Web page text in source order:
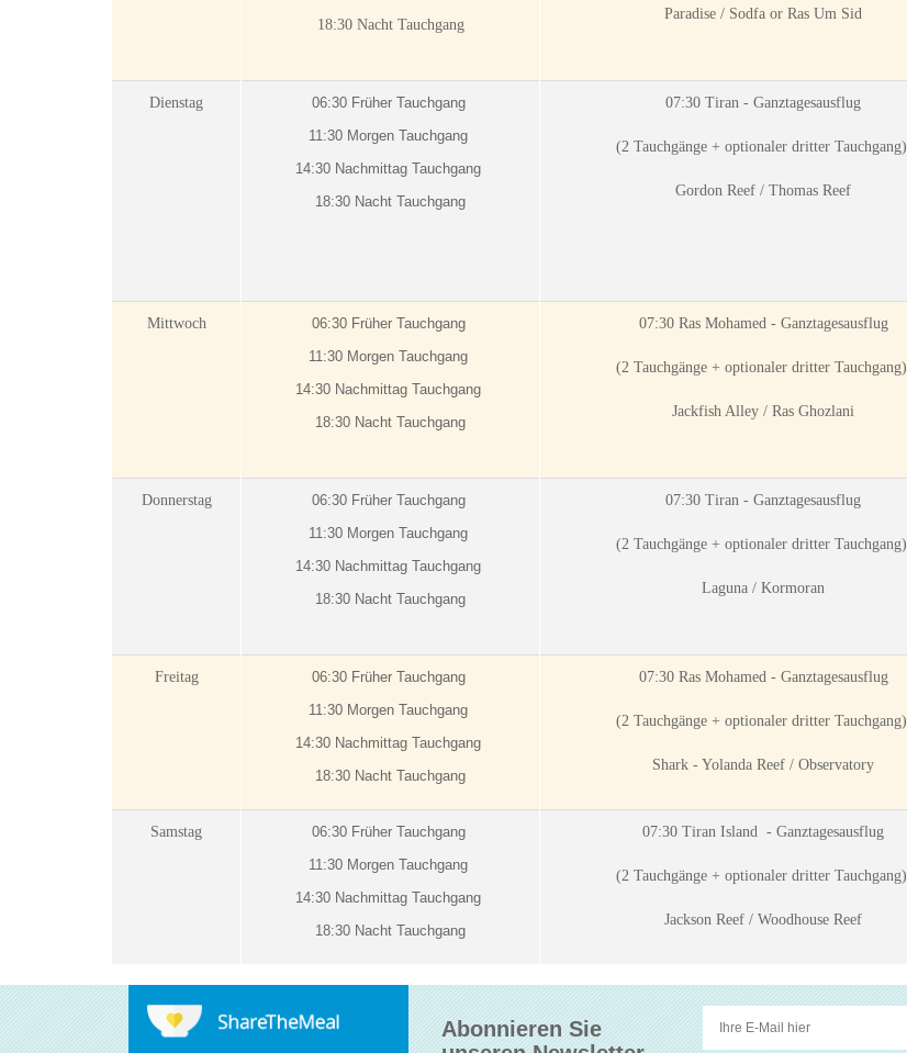
18:30 Nacht Tauchgang
Paradise / Sodfa or Ras Um Sid
Dienstag
06:30 Früher Tauchgang
11:30 Morgen Tauchgang
14:30 Nachmittag Tauchgang
18:30 Nacht Tauchgang
07:30 Tiran - Ganztagesausflug
(2 Tauchgänge + optionaler dritter Tauchgang)
Gordon Reef / Thomas Reef
Mittwoch
06:30 Früher Tauchgang
11:30 Morgen Tauchgang
14:30 Nachmittag Tauchgang
18:30 Nacht Tauchgang
07:30 Ras Mohamed - Ganztagesausflug
(2 Tauchgänge + optionaler dritter Tauchgang)
Jackfish Alley / Ras Ghozlani
Donnerstag
06:30 Früher Tauchgang
11:30 Morgen Tauchgang
14:30 Nachmittag Tauchgang
18:30 Nacht Tauchgang
07:30 Tiran - Ganztagesausflug
(2 Tauchgänge + optionaler dritter Tauchgang)
Laguna / Kormoran
Freitag
06:30 Früher Tauchgang
11:30 Morgen Tauchgang
14:30 Nachmittag Tauchgang
18:30 Nacht Tauchgang
07:30 Ras Mohamed - Ganztagesausflug
(2 Tauchgänge + optionaler dritter Tauchgang)
Shark - Yolanda Reef / Observatory
Samstag
06:30 Früher Tauchgang
11:30 Morgen Tauchgang
14:30 Nachmittag Tauchgang
18:30 Nacht Tauchgang
07:30 Tiran Island - Ganztagesausflug
(2 Tauchgänge + optionaler dritter Tauchgang)
Jackson Reef / Woodhouse Reef
Abonnieren Sie